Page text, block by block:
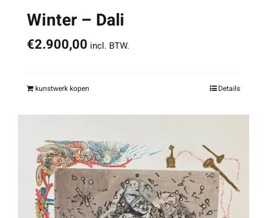
Winter – Dali
€2.900,00 incl. BTW.
kunstwerk kopen Details